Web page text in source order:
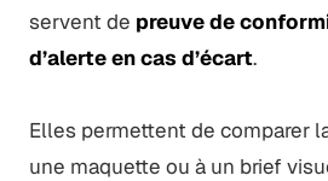
servent de preuve de
d’alerte en cas d’écart.
Elles permettent de comparer
une maquette ou à un brief